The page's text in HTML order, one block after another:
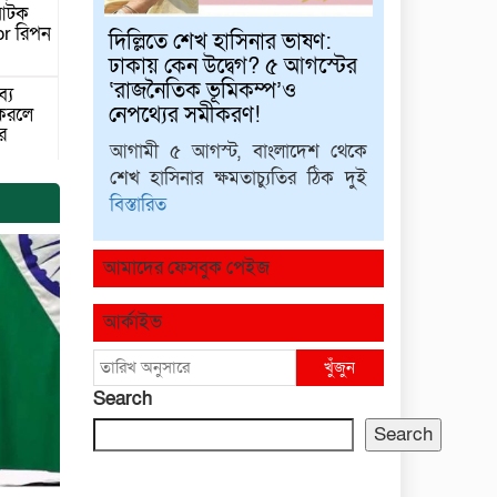
রিপন
দফায়
দিল্লিতে শেখ হাসিনার ভাষণ:
ঢাকায় কেন উদ্বেগ? ৫ আগস্টের
‘রাজনৈতিক ভূমিকম্প’ও
নেপথ্যের সমীকরণ!
আগামী ৫ আগস্ট, বাংলাদেশ থেকে
শেখ হাসিনার ক্ষমতাচ্যুতির ঠিক দুই
বিস্তারিত
আমাদের ফেসবুক পেইজ
আর্কাইভ
খুঁজুন
Search
Search